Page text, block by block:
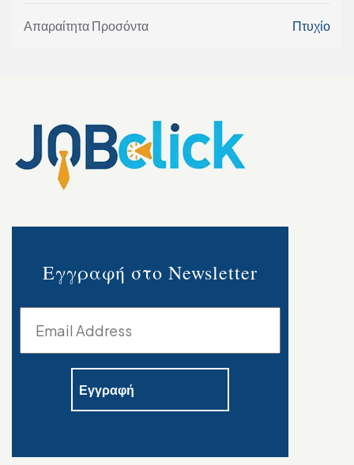
Απαραίτητα Προσόντα Πτυχίο
Εγγραφή στο Newsletter